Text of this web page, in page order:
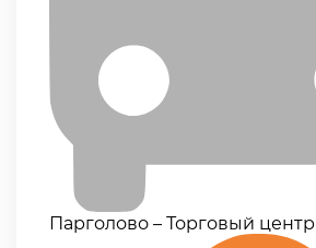
Парголово – Торговый центр